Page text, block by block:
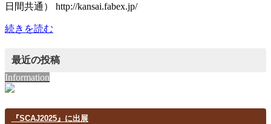
日間共通） http://kansai.fabex.jp/
続きを読む
最近の投稿
Information
『SCAJ2025』に出展